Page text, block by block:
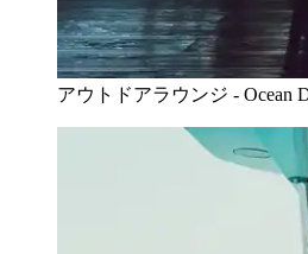
アウトドアラウンジ - Ocean